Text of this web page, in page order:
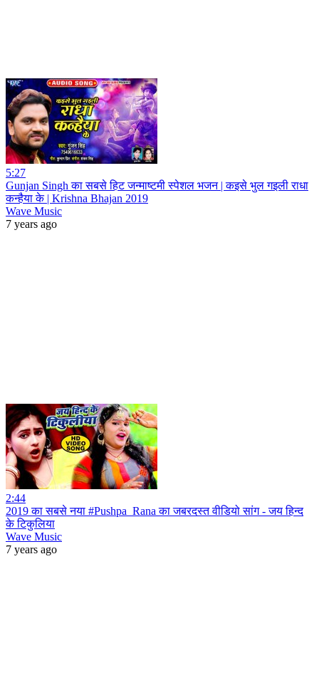
5:27
Gunjan Singh का सबसे हिट जन्माष्टमी स्पेशल भजन | कइसे भुल गइली राधा
कन्हैया के | Krishna Bhajan 2019
Wave Music
7 years ago
2:44
2019 का सबसे नया #Pushpa_Rana का जबरदस्त वीडियो सांग - जय हिन्द
के टिकुलिया
Wave Music
7 years ago